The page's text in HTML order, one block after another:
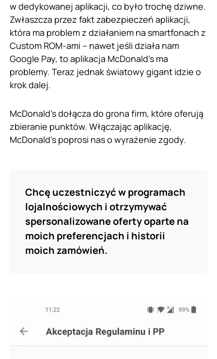
w dedykowanej aplikacji, co było trochę dziwne.
Zwłaszcza przez fakt zabezpieczeń aplikacji,
która ma problem z działaniem na smartfonach z
Custom ROM-ami – nawet jeśli działa nam
Google Pay, to aplikacja McDonald’s ma
problemy. Teraz jednak światowy gigant idzie o
krok dalej.
McDonald’s dołącza do grona firm, które oferują
zbieranie punktów. Włączając aplikację,
McDonald’s poprosi nas o wyrażenie zgody.
Chcę uczestniczyć w programach
lojalnościowych i otrzymywać
spersonalizowane oferty oparte na
moich preferencjach i historii
moich zamówień.